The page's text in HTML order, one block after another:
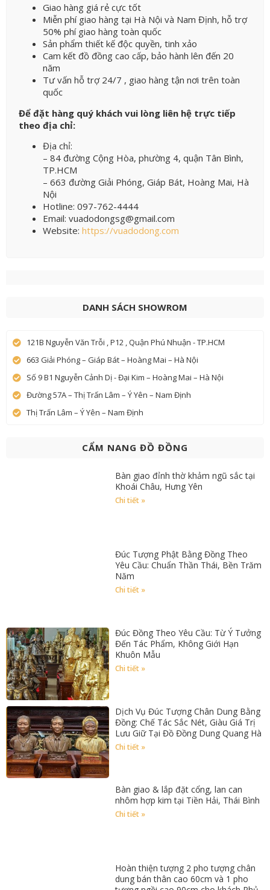
Giao hàng giá rẻ cực tốt
Miễn phí giao hàng tại Hà Nội và Nam Định, hỗ trợ
50% phí giao hàng toàn quốc
Sản phẩm thiết kế độc quyền, tinh xảo
Cam kết đồ đồng cao cấp, bảo hành lên đến 20
năm
Tư vấn hỗ trợ 24/7 , giao hàng tận nơi trên toàn
quốc
Để đặt hàng quý khách vui lòng liên hệ trực tiếp
theo địa chỉ:
Địa chỉ:
– 84 đường Cộng Hòa, phường 4, quận Tân Bình,
TP.HCM
– 663 đường Giải Phóng, Giáp Bát, Hoàng Mai, Hà
Nội
Hotline: 097-762-4444
Email: vuadodongsg@gmail.com
Website: https://vuadodong.com
DANH SÁCH SHOWROM
121B Nguyễn Văn Trỗi , P12 , Quận Phú Nhuận - TP.HCM
663 Giải Phóng – Giáp Bát – Hoàng Mai – Hà Nội
Số 9 B1 Nguyễn Cảnh Dị - Đại Kim – Hoàng Mai – Hà Nội
Đường 57A – Thị Trấn Lâm – Ý Yên – Nam Định
Thị Trấn Lâm – Ý Yên – Nam Định
CẨM NANG ĐỒ ĐỒNG
Bàn giao đỉnh thờ khảm ngũ sắc tại
Khoái Châu, Hưng Yên
Chi tiết »
Đúc Tượng Phật Bằng Đồng Theo
Yêu Cầu: Chuẩn Thần Thái, Bền Trăm
Năm
Chi tiết »
Đúc Đồng Theo Yêu Cầu: Từ Ý Tưởng
Đến Tác Phẩm, Không Giới Hạn
Khuôn Mẫu
Chi tiết »
Dịch Vụ Đúc Tượng Chân Dung Bằng
Đồng: Chế Tác Sắc Nét, Giàu Giá Trị
Lưu Giữ Tại Đồ Đồng Dung Quang Hà
Chi tiết »
Bàn giao & lắp đặt cổng, lan can
nhôm hợp kim tại Tiền Hải, Thái Bình
Chi tiết »
Hoàn thiện tượng 2 pho tượng chân
dung bán thân cao 60cm và 1 pho